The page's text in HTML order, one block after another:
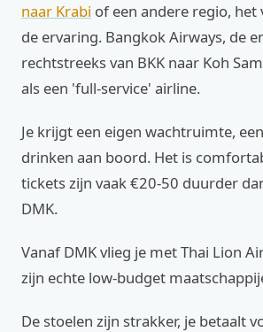
naar Krabi of een andere regio, het
de ervaring. Bangkok Airways, de
rechtstreeks van BKK naar Koh
als een 'full-service' airline.
Je krijgt een eigen wachtruimte,
drinken aan boord. Het is
tickets zijn vaak €20-50 duurder
DMK.
Vanaf DMK vlieg je met Thai Lion
zijn echte low-budget
De stoelen zijn strakker, je betaalt